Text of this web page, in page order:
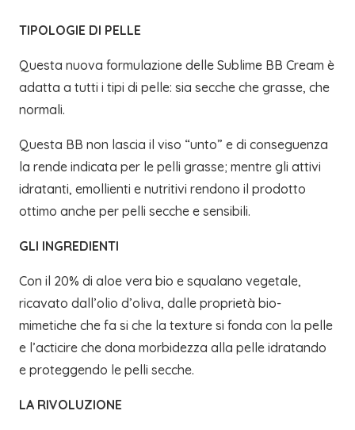
TIPOLOGIE DI PELLE
Questa nuova formulazione delle Sublime BB Cream è
adatta a tutti i tipi di pelle: sia secche che grasse, che
normali.
Questa BB non lascia il viso “unto” e di conseguenza
la rende indicata per le pelli grasse; mentre gli attivi
idratanti, emollienti e nutritivi rendono il prodotto
ottimo anche per pelli secche e sensibili.
GLI INGREDIENTI
Con il 20% di aloe vera bio e squalano vegetale,
ricavato dall’olio d’oliva, dalle proprietà bio-
mimetiche che fa si che la texture si fonda con la pelle
e l’acticire che dona morbidezza alla pelle idratando
e proteggendo le pelli secche.
LA RIVOLUZIONE